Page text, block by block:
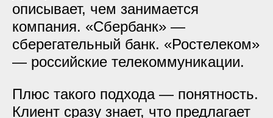
описывает, чем занимается
компания. «Сбербанк» —
сберегательный банк. «Ростелеком»
— российские телекоммуникации.
Плюс такого подхода — понятность.
Клиент сразу знает, что предлагает